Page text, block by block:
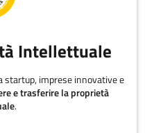
Intellettuale
startup, imprese innovative e
e trasferire la proprietà
.